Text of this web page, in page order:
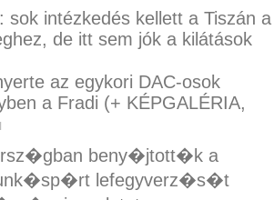
sok intézkedés kellett a Tiszán a
de itt sem jók a kilátások
az egykori DAC-osok
a Fradi (+ KÉPGALÉRIA,
beny�jtott�k a
lefegyverz�s�t